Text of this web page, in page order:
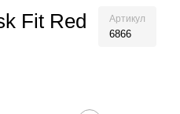
Fit Red
Артикул
6866